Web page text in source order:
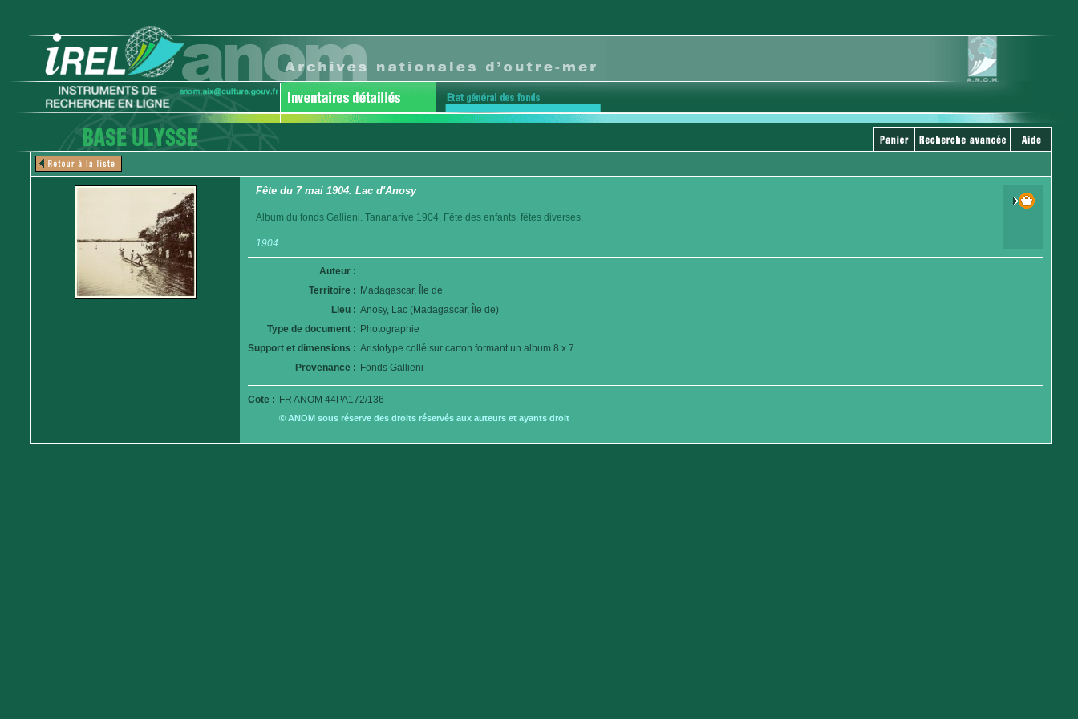
Fête du 7 mai 1904. Lac d'Anosy
Album du fonds Gallieni. Tananarive 1904. Fête des enfants, fêtes diverses.
1904
Auteur :
Territoire : Madagascar, Île de
Lieu : Anosy, Lac (Madagascar, Île de)
Type de document : Photographie
Support et dimensions : Aristotype collé sur carton formant un album 8 x 7
Provenance : Fonds Gallieni
Cote : FR ANOM 44PA172/136
© ANOM sous réserve des droits réservés aux auteurs et ayants droit